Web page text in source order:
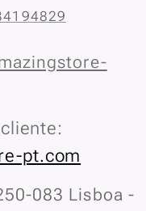
pt.com
083 Lisboa -